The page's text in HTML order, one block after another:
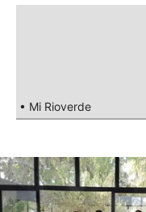
• Mi Rioverde